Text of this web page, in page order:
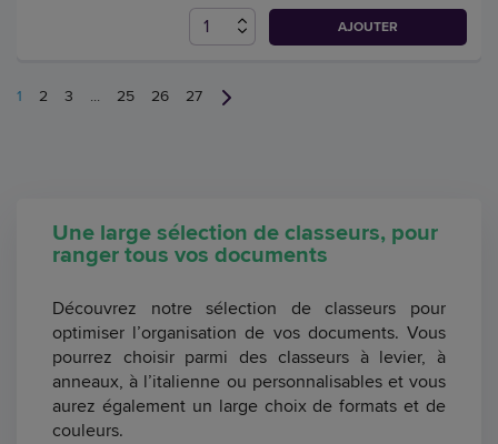
AJOUTER
1 2 3 ... 25 26 27
Une large sélection de classeurs, pour
ranger tous vos documents
Découvrez notre sélection de classeurs pour
optimiser l’organisation de vos documents. Vous
pourrez choisir parmi des classeurs à levier, à
anneaux, à l’italienne ou personnalisables et vous
aurez également un large choix de formats et de
couleurs.